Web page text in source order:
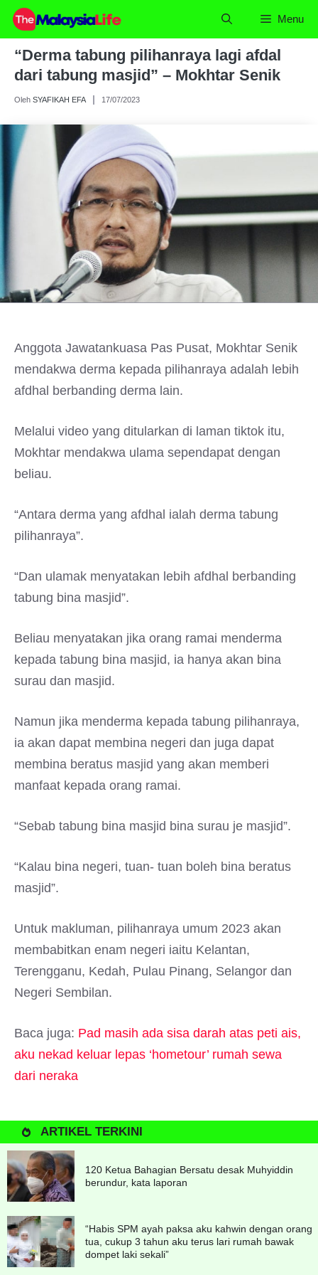
Skip
content
Menu
“Derma tabung pilihanraya lagi afdal
dari tabung masjid” – Mokhtar Senik
Oleh SYAFIKAH EFA 17/07/2023
Anggota Jawatankuasa Pas Pusat, Mokhtar Senik
mendakwa derma kepada pilihanraya adalah lebih
afdhal berbanding derma lain.
Melalui video yang ditularkan di laman tiktok itu,
Mokhtar mendakwa ulama sependapat dengan
beliau.
“Antara derma yang afdhal ialah derma tabung
pilihanraya”.
“Dan ulamak menyatakan lebih afdhal berbanding
tabung bina masjid”.
Beliau menyatakan jika orang ramai menderma
kepada tabung bina masjid, ia hanya akan bina
surau dan masjid.
Namun jika menderma kepada tabung pilihanraya,
ia akan dapat membina negeri dan juga dapat
membina beratus masjid yang akan memberi
manfaat kepada orang ramai.
“Sebab tabung bina masjid bina surau je masjid”.
“Kalau bina negeri, tuan- tuan boleh bina beratus
masjid”.
Untuk makluman, pilihanraya umum 2023 akan
membabitkan enam negeri iaitu Kelantan,
Terengganu, Kedah, Pulau Pinang, Selangor dan
Negeri Sembilan.
Baca juga: Pad masih ada sisa darah atas peti ais,
aku nekad keluar lepas ‘hometour’ rumah sewa
dari neraka
ARTIKEL TERKINI
120 Ketua Bahagian Bersatu desak Muhyiddin
berundur, kata laporan
“Habis SPM ayah paksa aku kahwin dengan orang
tua, cukup 3 tahun aku terus lari rumah bawak
dompet laki sekali”